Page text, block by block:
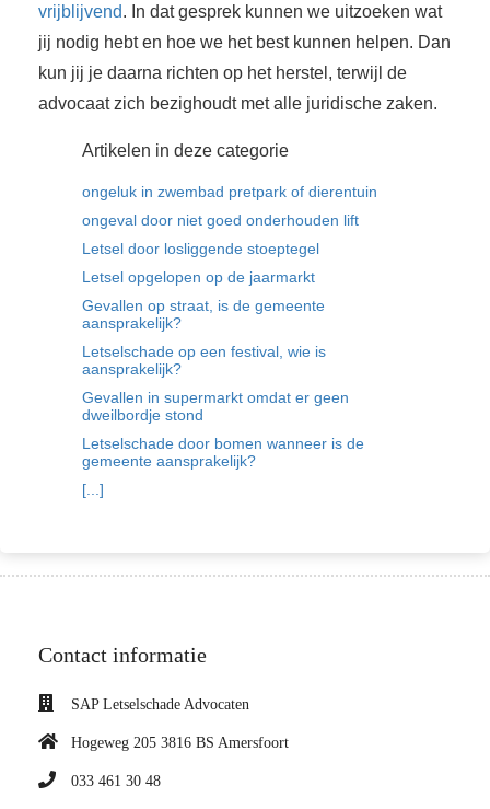
vrijblijvend. In dat gesprek kunnen we uitzoeken wat
jij nodig hebt en hoe we het best kunnen helpen. Dan
kun jij je daarna richten op het herstel, terwijl de
advocaat zich bezighoudt met alle juridische zaken.
Artikelen in deze categorie
ongeluk in zwembad pretpark of dierentuin
ongeval door niet goed onderhouden lift
Letsel door losliggende stoeptegel
Letsel opgelopen op de jaarmarkt
Gevallen op straat, is de gemeente
aansprakelijk?
Letselschade op een festival, wie is
aansprakelijk?
Gevallen in supermarkt omdat er geen
dweilbordje stond
Letselschade door bomen wanneer is de
gemeente aansprakelijk?
[...]
Contact informatie
SAP Letselschade Advocaten
Hogeweg 205 3816 BS Amersfoort
033 461 30 48